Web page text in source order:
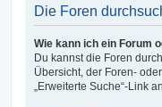
Die Foren
Wie kann ich ein Forum
Du kannst die Foren
Übersicht, der Foren-
„Erweiterte Suche“-Link